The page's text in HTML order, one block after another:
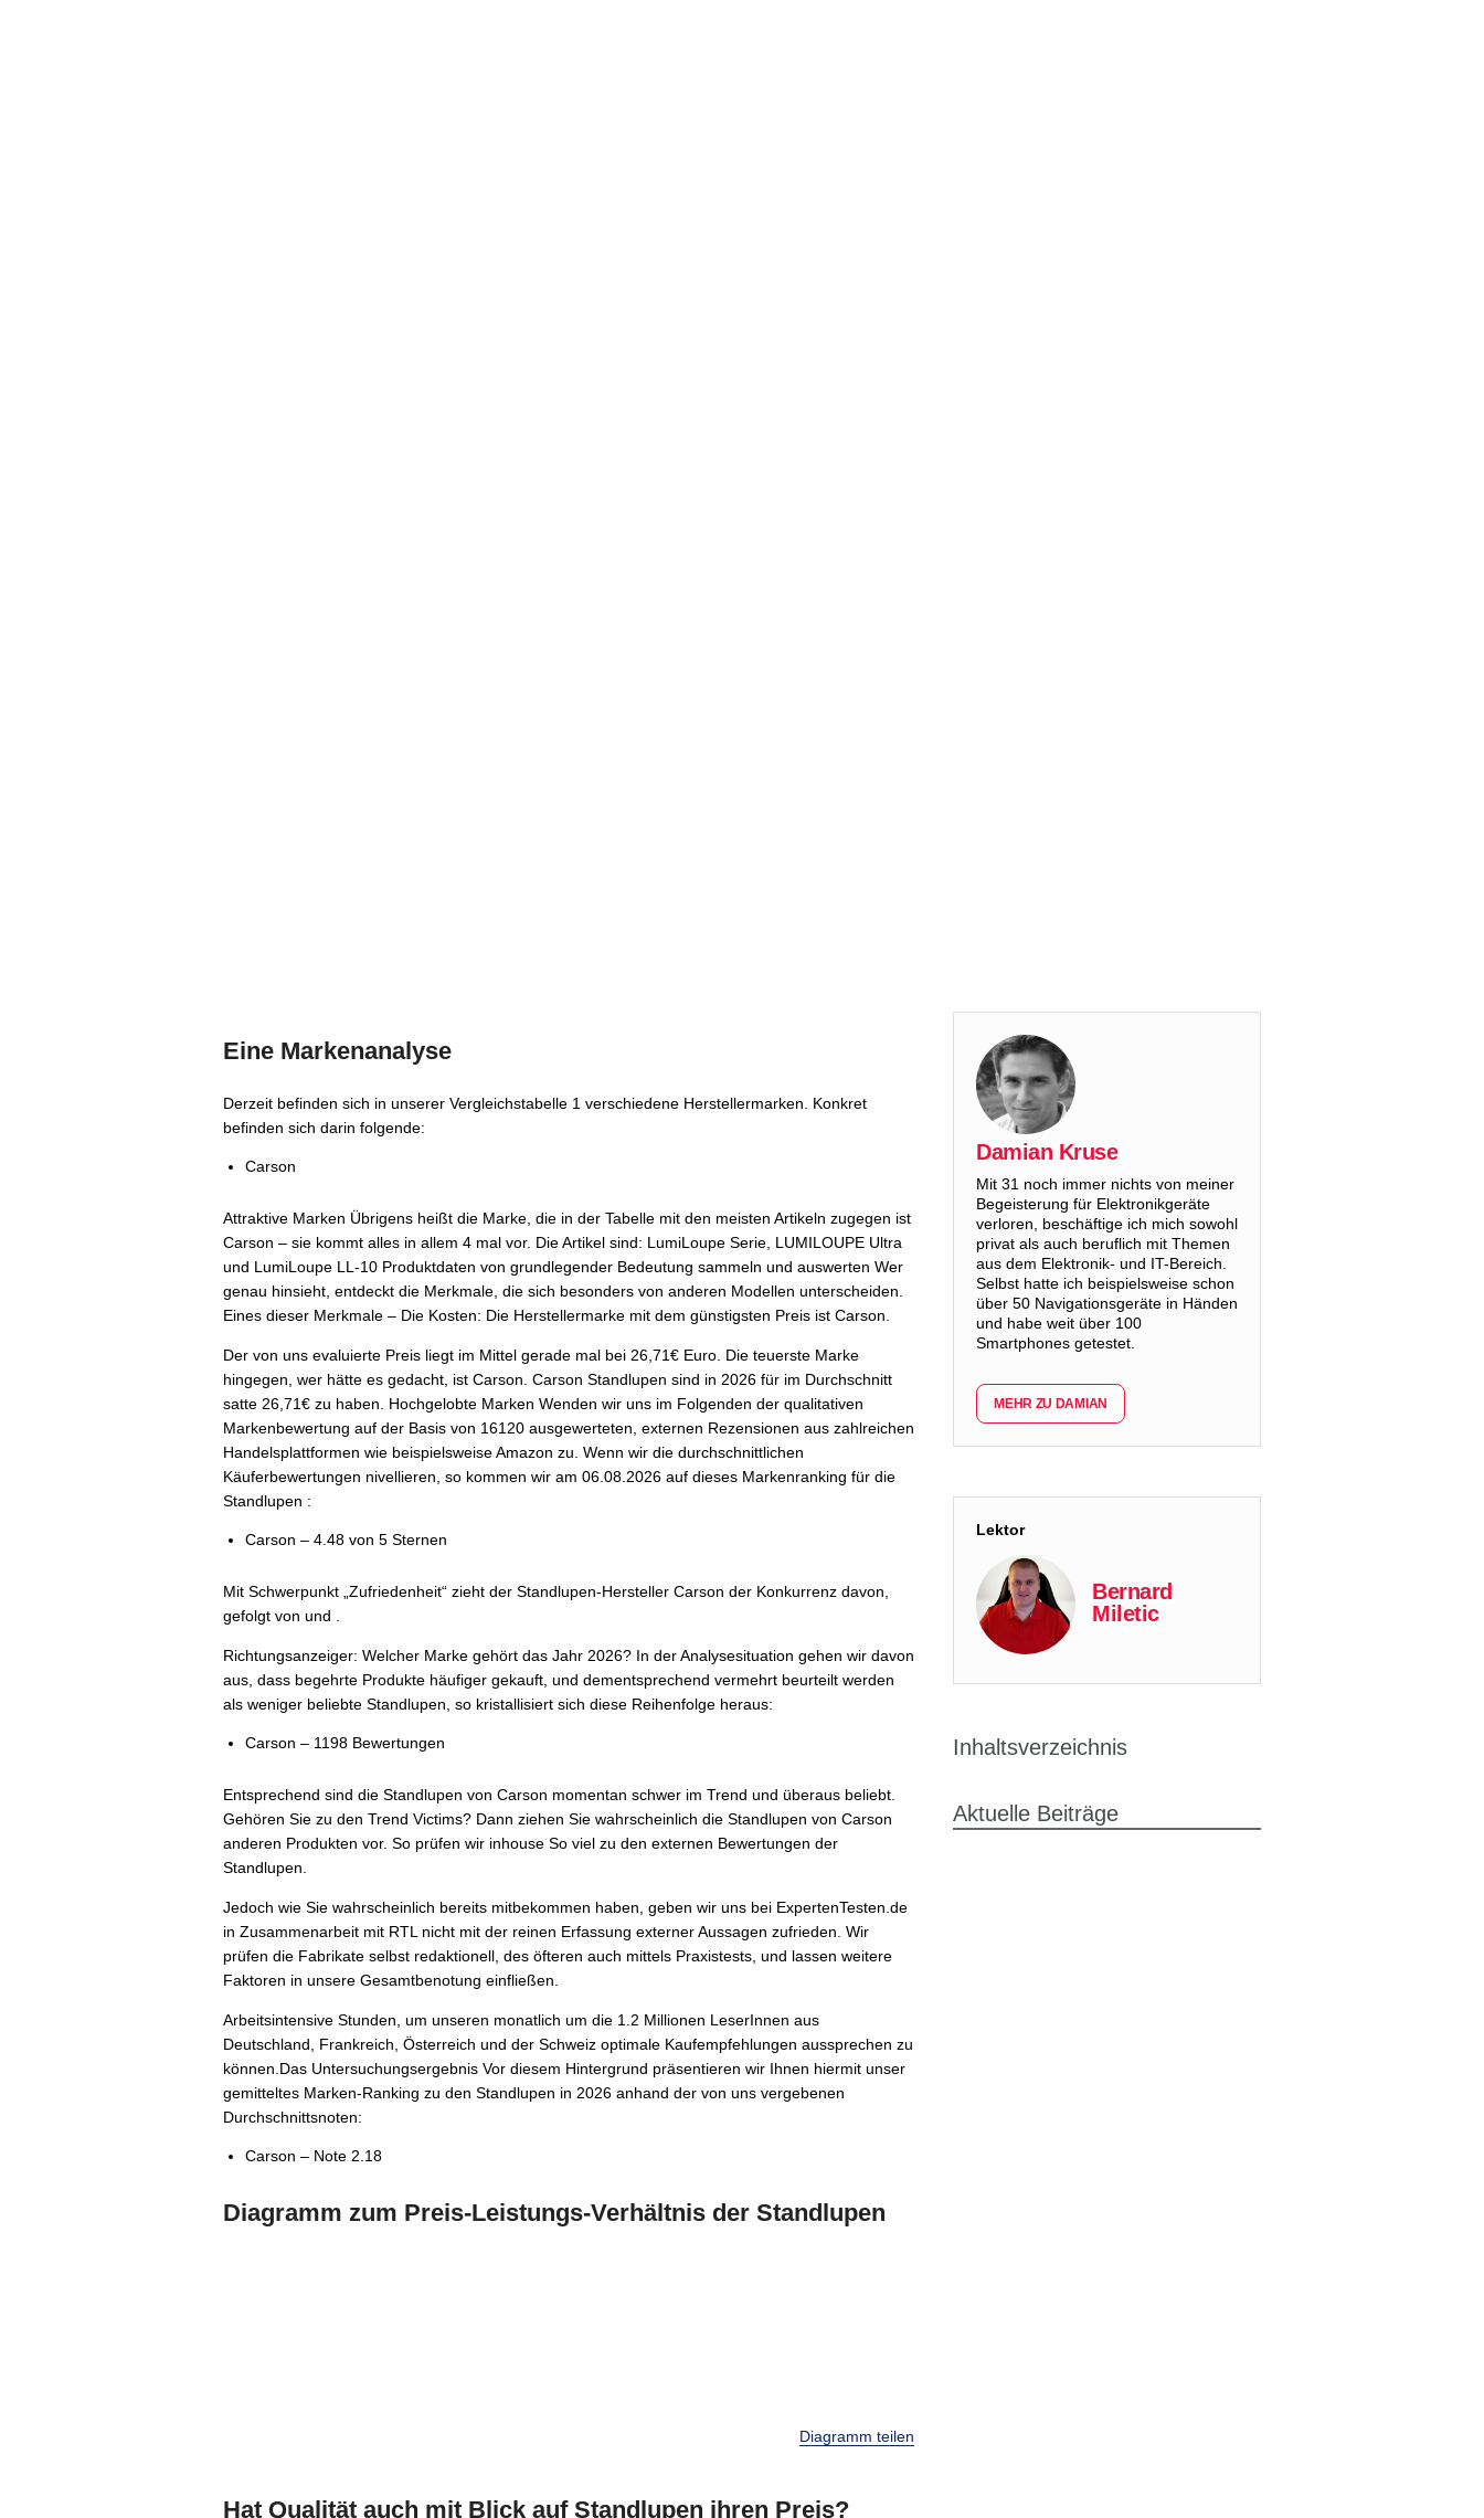
Eine Markenanalyse
Derzeit befinden sich in unserer Vergleichstabelle 1 verschiedene Herstellermarken. Konkret
befinden sich darin folgende:
Carson
Attraktive Marken Übrigens heißt die Marke, die in der Tabelle mit den meisten Artikeln zugegen ist
Carson – sie kommt alles in allem 4 mal vor. Die Artikel sind: LumiLoupe Serie, LUMILOUPE Ultra
und LumiLoupe LL-10 Produktdaten von grundlegender Bedeutung sammeln und auswerten Wer
genau hinsieht, entdeckt die Merkmale, die sich besonders von anderen Modellen unterscheiden.
Eines dieser Merkmale – Die Kosten: Die Herstellermarke mit dem günstigsten Preis ist Carson.
Der von uns evaluierte Preis liegt im Mittel gerade mal bei 26,71€ Euro. Die teuerste Marke
hingegen, wer hätte es gedacht, ist Carson. Carson Standlupen sind in 2026 für im Durchschnitt
satte 26,71€ zu haben. Hochgelobte Marken Wenden wir uns im Folgenden der qualitativen
Markenbewertung auf der Basis von 16120 ausgewerteten, externen Rezensionen aus zahlreichen
Handelsplattformen wie beispielsweise Amazon zu. Wenn wir die durchschnittlichen
Käuferbewertungen nivellieren, so kommen wir am 06.08.2026 auf dieses Markenranking für die
Standlupen :
Carson – 4.48 von 5 Sternen
Mit Schwerpunkt „Zufriedenheit“ zieht der Standlupen-Hersteller Carson der Konkurrenz davon,
gefolgt von und .
Richtungsanzeiger: Welcher Marke gehört das Jahr 2026? In der Analysesituation gehen wir davon
aus, dass begehrte Produkte häufiger gekauft, und dementsprechend vermehrt beurteilt werden
als weniger beliebte Standlupen, so kristallisiert sich diese Reihenfolge heraus:
Carson – 1198 Bewertungen
Entsprechend sind die Standlupen von Carson momentan schwer im Trend und überaus beliebt.
Gehören Sie zu den Trend Victims? Dann ziehen Sie wahrscheinlich die Standlupen von Carson
anderen Produkten vor. So prüfen wir inhouse So viel zu den externen Bewertungen der
Standlupen.
Jedoch wie Sie wahrscheinlich bereits mitbekommen haben, geben wir uns bei ExpertenTesten.de
in Zusammenarbeit mit RTL nicht mit der reinen Erfassung externer Aussagen zufrieden. Wir
prüfen die Fabrikate selbst redaktionell, des öfteren auch mittels Praxistests, und lassen weitere
Faktoren in unsere Gesamtbenotung einfließen.
Arbeitsintensive Stunden, um unseren monatlich um die 1.2 Millionen LeserInnen aus
Deutschland, Frankreich, Österreich und der Schweiz optimale Kaufempfehlungen aussprechen zu
können.Das Untersuchungsergebnis Vor diesem Hintergrund präsentieren wir Ihnen hiermit unser
gemitteltes Marken-Ranking zu den Standlupen in 2026 anhand der von uns vergebenen
Durchschnittsnoten:
Carson – Note 2.18
Diagramm zum Preis-Leistungs-Verhältnis der Standlupen
Diagramm teilen
Hat Qualität auch mit Blick auf Standlupen ihren Preis?
Damian Kruse
Mit 31 noch immer nichts von meiner
Begeisterung für Elektronikgeräte
verloren, beschäftige ich mich sowohl
privat als auch beruflich mit Themen
aus dem Elektronik- und IT-Bereich.
Selbst hatte ich beispielsweise schon
über 50 Navigationsgeräte in Händen
und habe weit über 100
Smartphones getestet.
MEHR ZU DAMIAN
Lektor
Bernard
Miletic
Inhaltsverzeichnis
Aktuelle Beiträge